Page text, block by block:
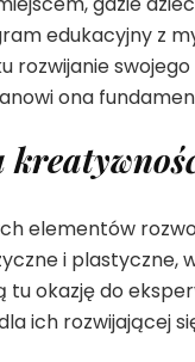
edukacyjny z
rozwijanie
ona
elementów
i plastyczne,
tu okazję do
ich rozwijającej